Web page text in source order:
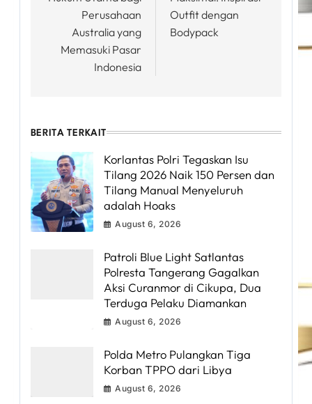
Perusahaan
Australia yang
Memasuki Pasar
Indonesia
Outfit dengan
Bodypack
BERITA TERKAIT
Korlantas Polri Tegaskan Isu
Tilang 2026 Naik 150 Persen dan
Tilang Manual Menyeluruh
adalah Hoaks
August 6, 2026
Patroli Blue Light Satlantas
Polresta Tangerang Gagalkan
Aksi Curanmor di Cikupa, Dua
Terduga Pelaku Diamankan
August 6, 2026
Polda Metro Pulangkan Tiga
Korban TPPO dari Libya
August 6, 2026